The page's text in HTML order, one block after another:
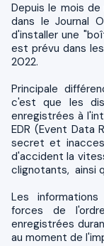
Depuis le mois de mai 2021, un texte est désormais inscrit
dans le Journal
d'installer une
est prévu dans
2022.
Principale
c'est que les
enregistrées à
EDR (Event Data
secret et
d'accident la
clignotants, ainsi
Les
forces de
enregistrées
au moment de